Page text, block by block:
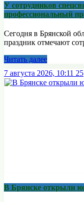
У сотрудников
профессиональный
Сегодня в Брянской
праздник отмечают
Читать далее
7 августа 2026, 10:11 25
В Брянске открыли